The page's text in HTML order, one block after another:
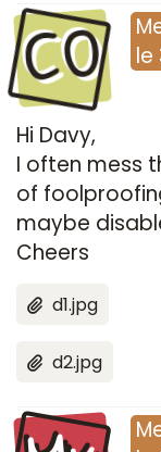
CO
le
Hi Davy,
I often mess
of
maybe
Cheers
d1.jpg
d2.jpg